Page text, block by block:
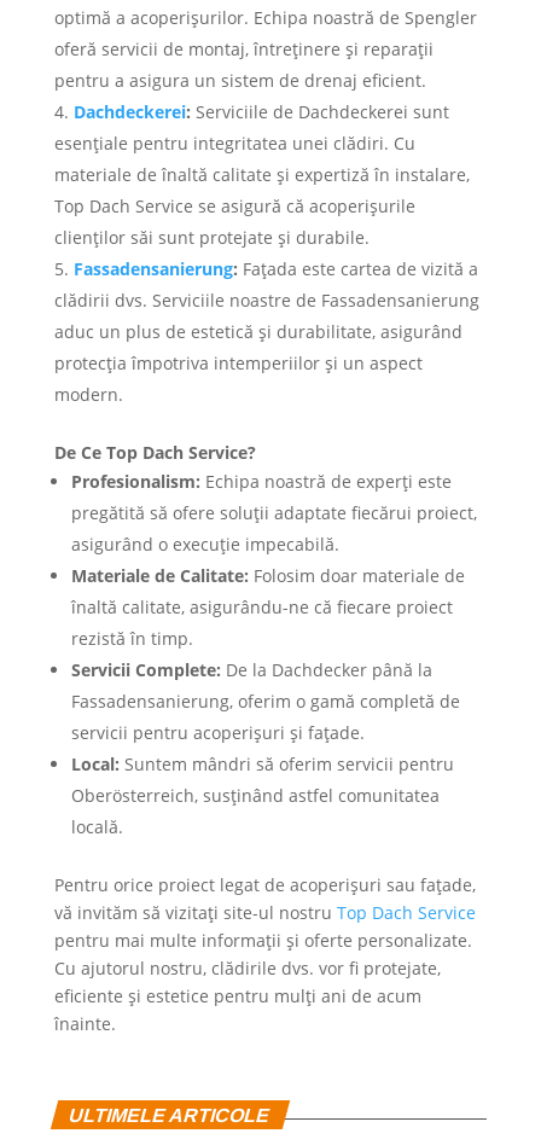
optimă a acoperișurilor. Echipa noastră de Spengler
oferă servicii de montaj, întreținere și reparații
pentru a asigura un sistem de drenaj eficient.
Dachdeckerei: Serviciile de Dachdeckerei sunt
esențiale pentru integritatea unei clădiri. Cu
materiale de înaltă calitate și expertiză în instalare,
Top Dach Service se asigură că acoperișurile
clienților săi sunt protejate și durabile.
Fassadensanierung: Fațada este cartea de vizită a
clădirii dvs. Serviciile noastre de Fassadensanierung
aduc un plus de estetică și durabilitate, asigurând
protecția împotriva intemperiilor și un aspect
modern.
De Ce Top Dach Service?
Profesionalism: Echipa noastră de experți este
pregătită să ofere soluții adaptate fiecărui proiect,
asigurând o execuție impecabilă.
Materiale de Calitate: Folosim doar materiale de
înaltă calitate, asigurându-ne că fiecare proiect
rezistă în timp.
Servicii Complete: De la Dachdecker până la
Fassadensanierung, oferim o gamă completă de
servicii pentru acoperișuri și fațade.
Local: Suntem mândri să oferim servicii pentru
Oberösterreich, susținând astfel comunitatea
locală.
Pentru orice proiect legat de acoperișuri sau fațade,
vă invităm să vizitați site-ul nostru Top Dach Service
pentru mai multe informații și oferte personalizate.
Cu ajutorul nostru, clădirile dvs. vor fi protejate,
eficiente și estetice pentru mulți ani de acum
înainte.
ULTIMELE ARTICOLE